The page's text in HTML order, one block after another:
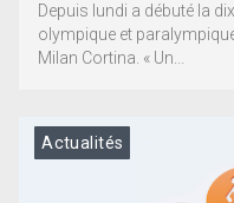
Depuis lundi a débuté la
olympique et
Milan Cortina. « Un...
Actualités